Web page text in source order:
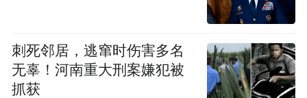
刺死邻居，逃窜时伤害多名
无辜！河南重大刑案嫌犯被
抓获